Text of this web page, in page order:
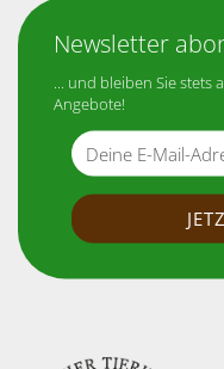
Newsletter
... und bleiben Sie stets
Angebote!